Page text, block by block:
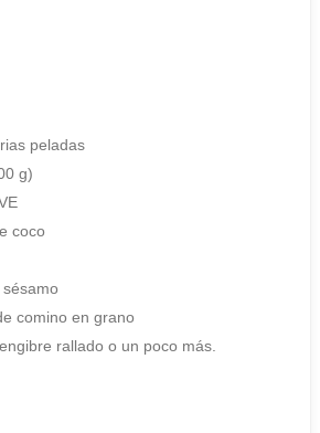
peladas
g)
coco
comino en grano
rallado o un poco más.